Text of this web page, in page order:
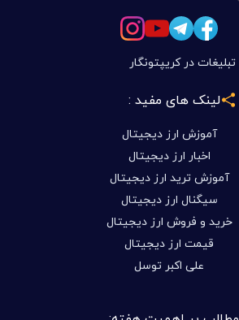
تبلیغات در کریپتونگار
لینک های مفید :
آموزش ارز دیجیتال
اخبار ارز دیجیتال
آموزش ترید ارز دیجیتال
سیگنال ارز دیجیتال
خرید و فروش ارز دیجیتال
قیمت ارز دیجیتال
علی اکبر توسل